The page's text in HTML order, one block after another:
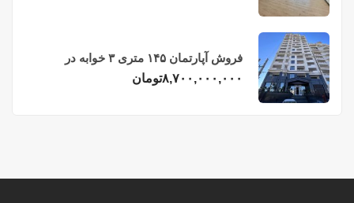
فروش آپارتمان ۱۴۵ متری ۳ خوابه در
فریدونکنار
۸,۷۰۰,۰۰۰,۰۰۰تومان